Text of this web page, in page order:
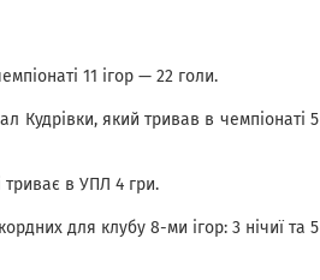
11 ігор — 22 голи.
Кудрівки, який тривав в чемпіонаті 5
в УПЛ 4 гри.
для клубу 8-ми ігор: 3 нічиї та 5